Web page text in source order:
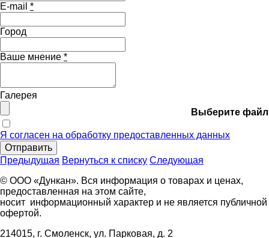
E-mail *
Город
Ваше мнение *
Галерея
Выберите файл
Я согласен на обработку предоставленных данных
Отправить
Предыдущая Вернуться к списку Следующая
© ООО «Дункан». Вся информация о товарах и ценах,
предоставленная на этом сайте,
носит информационный характер и не является публичной
офертой.
214015, г. Смоленск, ул. Парковая, д. 2